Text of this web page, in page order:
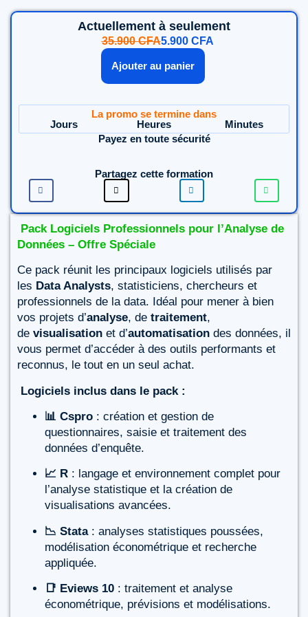
Actuellement à seulement
35.900CFA5.900 CFA
Ajouter au panier
La promo se termine dans
Jours
Heures
Minutes
Payez en toute sécurité
Partagez cette formation
Pack Logiciels Professionnels pour l’Analyse de
Données – Offre Spéciale
Ce pack réunit les principaux logiciels utilisés par
les Data Analysts, statisticiens, chercheurs et
professionnels de la data. Idéal pour mener à bien
vos projets d’analyse, de traitement,
de visualisation et d’automatisation des données, il
vous permet d’accéder à des outils performants et
reconnus, le tout en un seul achat.
Logiciels inclus dans le pack :
📊 Cspro : création et gestion de
questionnaires, saisie et traitement des
données d’enquête.
📈 R : langage et environnement complet pour
l’analyse statistique et la création de
visualisations avancées.
📉 Stata: analyses statistiques poussées,
modélisation économétrique et recherche
appliquée.
📑 Eviews 10 : traitement et analyse
économétrique, prévisions et modélisations.